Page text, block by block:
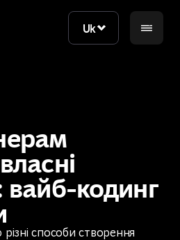
з нами
Uk
вайб-кодинг
способи створення